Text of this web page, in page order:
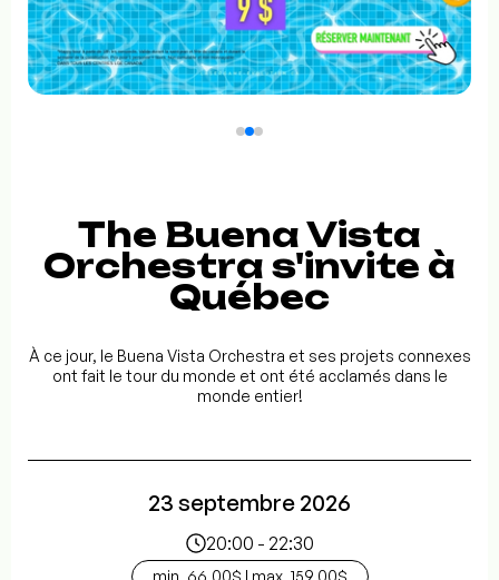
The Buena Vista
Orchestra s'invite à
Québec
À ce jour, le Buena Vista Orchestra et ses projets connexes
ont fait le tour du monde et ont été acclamés dans le
monde entier!
23 septembre 2026
20:00 - 22:30